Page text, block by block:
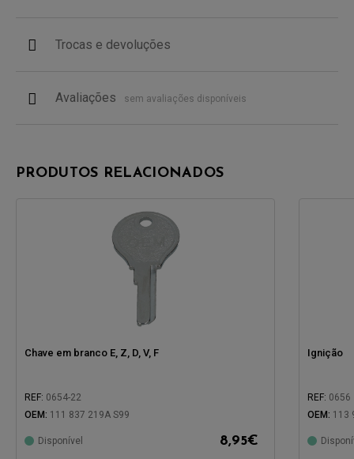
Trocas e devoluções
Avaliações sem avaliações disponíveis
PRODUTOS RELACIONADOS
Chave em branco E, Z, D, V, F
REF: 0654-22
OEM: 111 837 219A S99
Disponível 8,95€
Ignição
REF: 0656
OEM: 113